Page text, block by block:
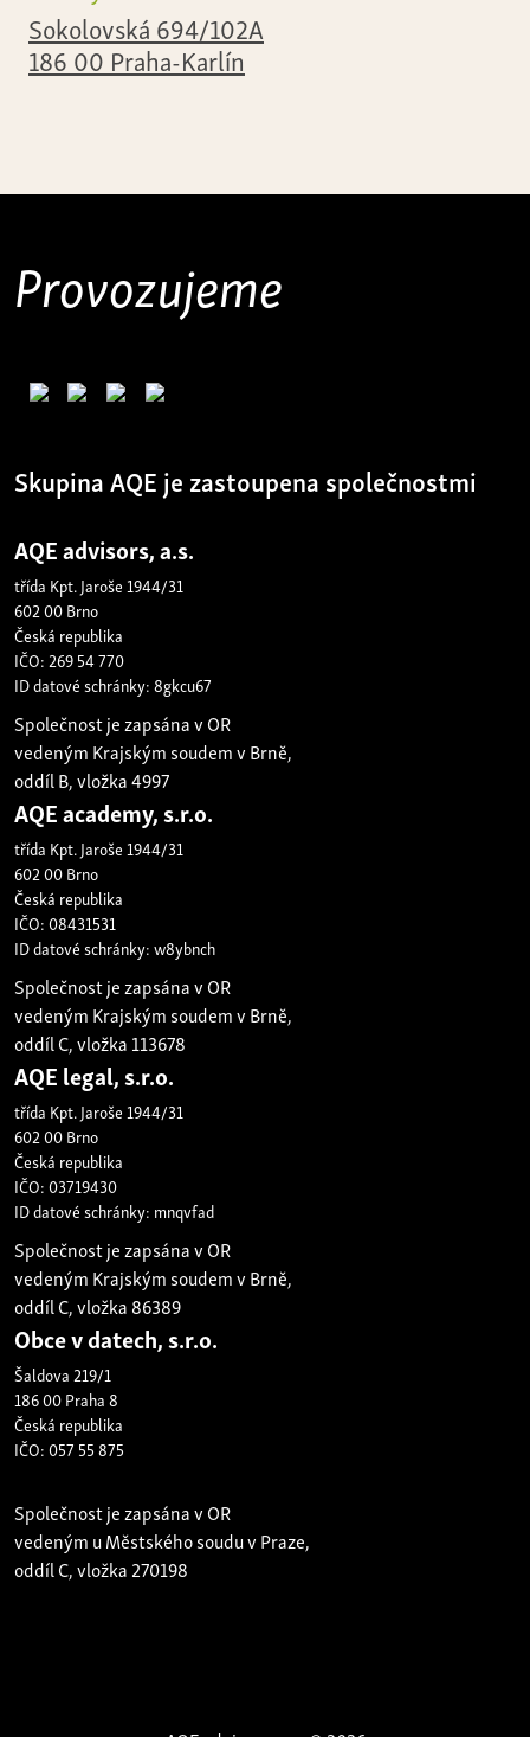
Sokolovská 694/102A
186 00 Praha-Karlín
Provozujeme
Skupina AQE je zastoupena společnostmi
AQE advisors, a.s.
třída Kpt. Jaroše 1944/31
602 00 Brno
Česká republika
IČO: 269 54 770
ID datové schránky: 8gkcu67
Společnost je zapsána v OR
vedeným Krajským soudem v Brně,
oddíl B, vložka 4997
AQE academy, s.r.o.
třída Kpt. Jaroše 1944/31
602 00 Brno
Česká republika
IČO: 08431531
ID datové schránky: w8ybnch
Společnost je zapsána v OR
vedeným Krajským soudem v Brně,
oddíl C, vložka 113678
AQE legal, s.r.o.
třída Kpt. Jaroše 1944/31
602 00 Brno
Česká republika
IČO: 03719430
ID datové schránky: mnqvfad
Společnost je zapsána v OR
vedeným Krajským soudem v Brně,
oddíl C, vložka 86389
Obce v datech, s.r.o.
Šaldova 219/1
186 00 Praha 8
Česká republika
IČO: 057 55 875
Společnost je zapsána v OR
vedeným u Městského soudu v Praze,
oddíl C, vložka 270198